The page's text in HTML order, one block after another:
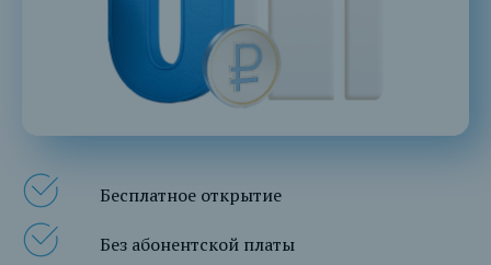
Бесплатное открытие
Без абонентской платы